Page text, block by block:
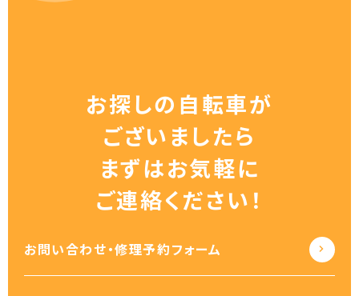
お探しの自転車が
ございましたら
まずはお気軽に
ご連絡ください！
お問い合わせ・修理予約フォーム